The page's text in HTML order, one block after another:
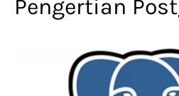
Pengertian